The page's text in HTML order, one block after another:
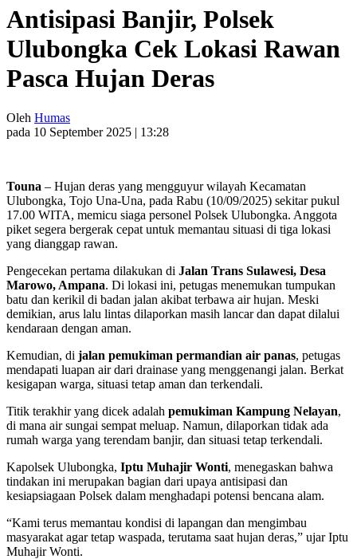
Antisipasi Banjir, Polsek
Ulubongka Cek Lokasi Rawan
Pasca Hujan Deras
Oleh Humas
pada 10 September 2025 | 13:28
Touna – Hujan deras yang mengguyur wilayah Kecamatan
Ulubongka, Tojo Una-Una, pada Rabu (10/09/2025) sekitar pukul
17.00 WITA, memicu siaga personel Polsek Ulubongka. Anggota
piket segera bergerak cepat untuk memantau situasi di tiga lokasi
yang dianggap rawan.
Pengecekan pertama dilakukan di Jalan Trans Sulawesi, Desa
Marowo, Ampana. Di lokasi ini, petugas menemukan tumpukan
batu dan kerikil di badan jalan akibat terbawa air hujan. Meski
demikian, arus lalu lintas dilaporkan masih lancar dan dapat dilalui
kendaraan dengan aman.
Kemudian, di jalan pemukiman permandian air panas, petugas
mendapati luapan air dari drainase yang menggenangi jalan. Berkat
kesigapan warga, situasi tetap aman dan terkendali.
Titik terakhir yang dicek adalah pemukiman Kampung Nelayan,
di mana air sungai sempat meluap. Namun, dilaporkan tidak ada
rumah warga yang terendam banjir, dan situasi tetap terkendali.
Kapolsek Ulubongka, Iptu Muhajir Wonti, menegaskan bahwa
tindakan ini merupakan bagian dari upaya antisipasi dan
kesiapsiagaan Polsek dalam menghadapi potensi bencana alam.
“Kami terus memantau kondisi di lapangan dan mengimbau
masyarakat agar tetap waspada, terutama saat hujan deras,” ujar Iptu
Muhajir Wonti.